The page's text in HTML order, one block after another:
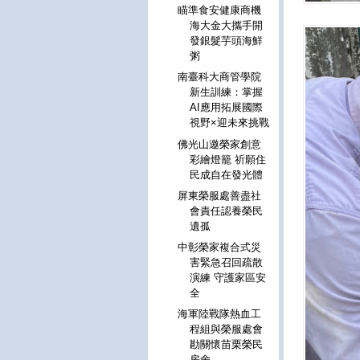
瞄準食安健康商機
海大金大攜手開
發銀髮芋頭海鮮
粥
南臺科大商管學院
新生訓練：掌握
AI應用拓展國際
視野×迎未來挑戰
佛光山邀榮家創意
彩繪燈籠 祈願住
民成自在發光體
屏東榮服處善盡社
會責任認養榮民
遺孤
中彰榮家複合式災
害緊急召回疏散
演練 守護家區安
全
海軍陸戰隊熱血工
程組與榮服處會
勘關懷苗栗榮民